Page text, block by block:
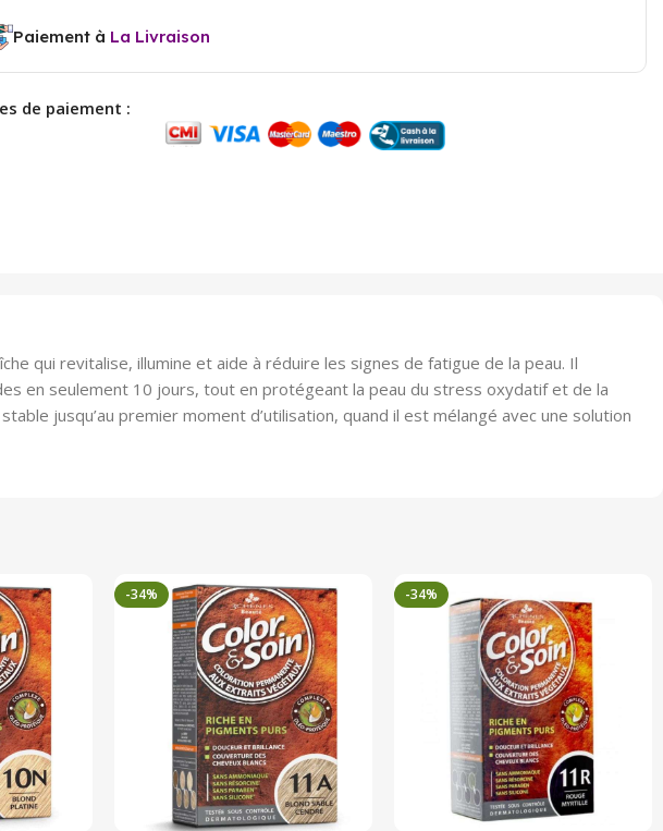
Paiement à La Livraison
de paiement :
qui revitalise, illumine et aide à réduire les signes de fatigue de la peau. Il
en seulement 10 jours, tout en protégeant la peau du stress oxydatif et de la
jusqu’au premier moment d’utilisation, quand il est mélangé avec une solution
-34% -34%